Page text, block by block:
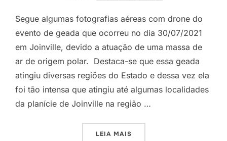
Segue algumas fotografias aéreas com drone do
evento de geada que ocorreu no dia 30/07/2021
em Joinville, devido a atuação de uma massa de
ar de origem polar. Destaca-se que essa geada
atingiu diversas regiões do Estado e dessa vez ela
foi tão intensa que atingiu até algumas localidades
da planície de Joinville na região …
LEIA MAIS